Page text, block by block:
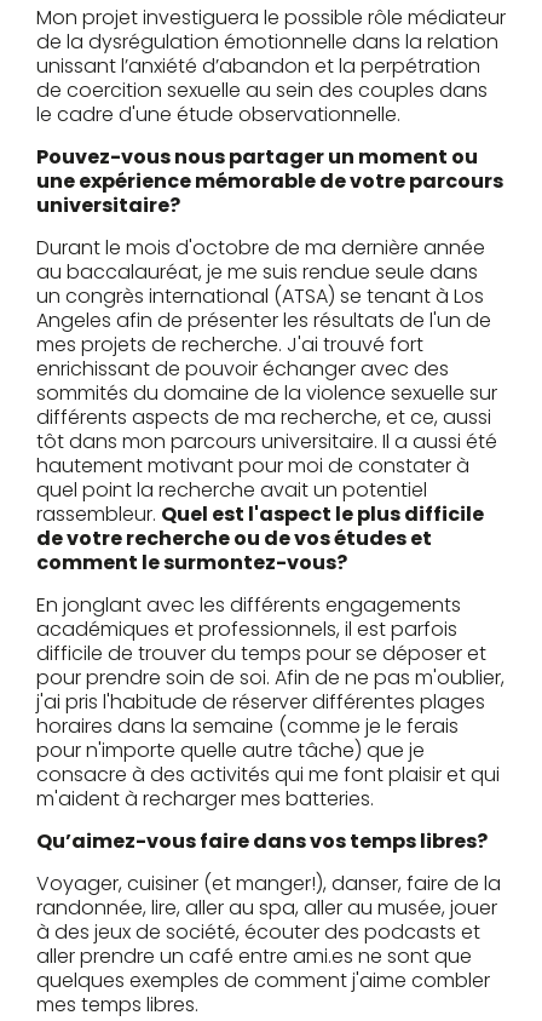
Mon projet investiguera le possible rôle médiateur
de la dysrégulation émotionnelle dans la relation
unissant l’anxiété d’abandon et la perpétration
de coercition sexuelle au sein des couples dans
le cadre d'une étude observationnelle.
Pouvez-vous nous partager un moment ou
une expérience mémorable de votre parcours
universitaire?
Durant le mois d'octobre de ma dernière année
au baccalauréat, je me suis rendue seule dans
un congrès international (ATSA) se tenant à Los
Angeles afin de présenter les résultats de l'un de
mes projets de recherche. J'ai trouvé fort
enrichissant de pouvoir échanger avec des
sommités du domaine de la violence sexuelle sur
différents aspects de ma recherche, et ce, aussi
tôt dans mon parcours universitaire. Il a aussi été
hautement motivant pour moi de constater à
quel point la recherche avait un potentiel
rassembleur. Quel est l'aspect le plus difficile
de votre recherche ou de vos études et
comment le surmontez-vous?
En jonglant avec les différents engagements
académiques et professionnels, il est parfois
difficile de trouver du temps pour se déposer et
pour prendre soin de soi. Afin de ne pas m'oublier,
j'ai pris l'habitude de réserver différentes plages
horaires dans la semaine (comme je le ferais
pour n'importe quelle autre tâche) que je
consacre à des activités qui me font plaisir et qui
m'aident à recharger mes batteries.
Qu’aimez-vous faire dans vos temps libres?
Voyager, cuisiner (et manger!), danser, faire de la
randonnée, lire, aller au spa, aller au musée, jouer
à des jeux de société, écouter des podcasts et
aller prendre un café entre ami.es ne sont que
quelques exemples de comment j'aime combler
mes temps libres.